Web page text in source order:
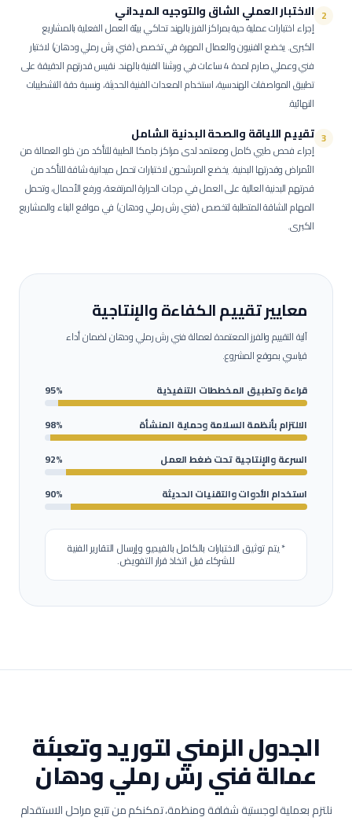
2 الاختبار العملي الشاق والتوجيه الميداني
إجراء اختبارات عملية حية بمراكز الفرز بالهند تحاكي بيئة العمل الفعلية بالمشاريع
الكبرى.يخضع الفنيون والعمال المهرة في تخصص (فني رش رملي ودهان) لاختبار
فني وعملي صارم لمدة 4 ساعات في ورشنا الفنية بالهند. نقيس قدرتهم الدقيقة على
تطبيق المواصفات الهندسية، استخدام المعدات الفنية الحديثة، ونسبة دقة التشطيبات
النهائية.
3 تقييم اللياقة والصحة البدنية الشامل
إجراء فحص طبي كامل ومعتمد لدى مراكز جامكا الطبية للتأكد من خلو العمالة من
الأمراض وقدرتها البدنية.يخضع المرشحون لاختبارات تحمل ميدانية شاقة للتأكد من
قدرتهم البدنية العالية على العمل في درجات الحرارة المرتفعة، ورفع الأحمال، وتحمل
المهام الشاقة المتطلبة لتخصص (فني رش رملي ودهان) في مواقع البناء والمشاريع
الكبرى.
معايير تقييم الكفاءة والإنتاجية
آلية التقييم والفرز المعتمدة لعمالةفني رش رملي ودهانلضمان أداء
قياسي بموقع المشروع.
قراءة وتطبيق المخططات التنفيذية
95%
الالتزام بأنظمة السلامة وحماية المنشأة
98%
السرعة والإنتاجية تحت ضغط العمل
92%
استخدام الأدوات والتقنيات الحديثة
90%
* يتم توثيق الاختبارات بالكامل بالفيديو وإرسال التقارير الفنية
للشركاء قبل اتخاذ قرار التفويض.
الجدول الزمني لتوريد وتعبئة
عمالةفني رش رملي ودهان
نلتزم بعملية لوجستية شفافة ومنظمة، تمكنكم من تتبع مراحل الاستقدام